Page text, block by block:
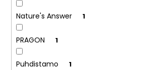
Nature's Answer 1
PRAGON 1
Puhdistamo 1